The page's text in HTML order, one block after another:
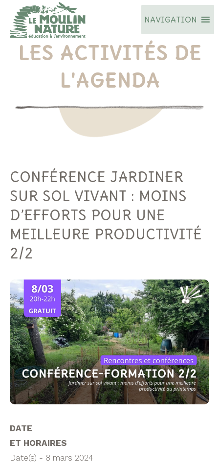
contenu
NAVIGATION
LES ACTIVITÉS DE
L'AGENDA
CONFÉRENCE JARDINER
SUR SOL VIVANT : MOINS
D’EFFORTS POUR UNE
MEILLEURE PRODUCTIVITÉ
2/2
DATE
ET HORAIRES
Date(s) - 8 mars 2024